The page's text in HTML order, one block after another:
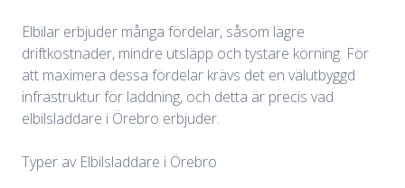
Elbilar erbjuder många fördelar, såsom lägre
driftkostnader, mindre utsläpp och tystare körning. För
att maximera dessa fördelar krävs det en välutbyggd
infrastruktur för laddning, och detta är precis vad
elbilsladdare i Örebro erbjuder.
Typer av Elbilsladdare i Örebro